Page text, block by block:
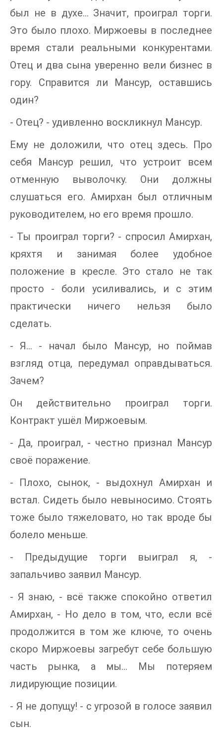
был не в духе... Значит, проиграл торги.
Это было плохо. Миржоевы в последнее
время стали реальными конкурентами.
Отец и два сына уверенно вели бизнес в
гору. Справится ли Мансур, оставшись
один?
- Отец? - удивленно воскликнул Мансур.
Ему не доложили, что отец здесь. Про
себя Мансур решил, что устроит всем
отменную выволочку. Они должны
слушаться его. Амирхан был отличным
руководителем, но его время прошло.
- Ты проиграл торги? - спросил Амирхан,
кряхтя и занимая более удобное
положение в кресле. Это стало не так
просто - боли усиливались, и с этим
практически ничего нельзя было
сделать.
- Я... - начал было Мансур, но поймав
взгляд отца, передумал оправдываться.
Зачем?
Он действительно проиграл торги.
Контракт ушёл Миржоевым.
- Да, проиграл, - честно признал Мансур
своё поражение.
- Плохо, сынок, - выдохнул Амирхан и
встал. Сидеть было невыносимо. Стоять
тоже было тяжеловато, но так вроде бы
болело меньше.
- Предыдущие торги выиграл я, -
запальчиво заявил Мансур.
- Я знаю, - всё также спокойно ответил
Амирхан, - Но дело в том, что, если всё
продолжится в том же ключе, то очень
скоро Миржоевы загребут себе большую
часть рынка, а мы... Мы потеряем
лидирующие позиции.
- Я не допущу! - с угрозой в голосе заявил
сын.